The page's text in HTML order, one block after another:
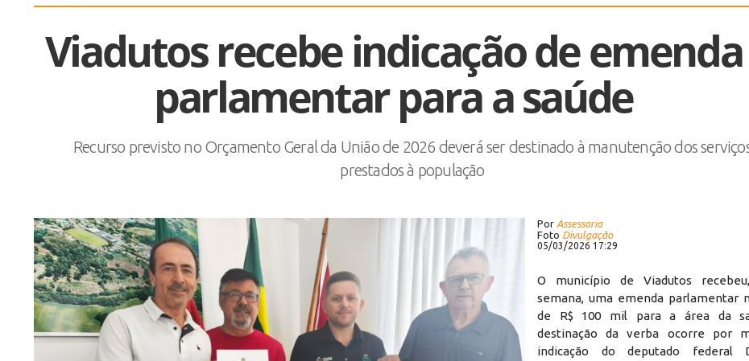
Viadutos recebe indicação de emenda
parlamentar para a saúde
Recurso previsto no Orçamento Geral da União de 2026 deverá ser destinado à manutenção dos
prestados à população
Por Assessoria
Foto Divulgação
05/03/2026 17:29
O município de Viadutos
semana, uma emenda parlamentar
de R$ 100 mil para a área da
destinação da verba ocorre por
indicação do deputado federal